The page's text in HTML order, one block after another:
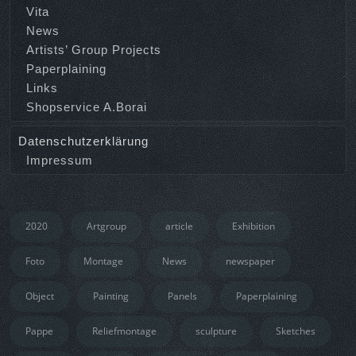
Vita
News
Artists’ Group Projects
Paperplaining
Links
Shopservice A.Borai
Datenschutzerklärung
Impressum
2020 Artgroup article Exhibition
Foto Montage News newspaper
Object Painting Panels Paperplaining
Pappe Reliefmontage sculpture Sketches